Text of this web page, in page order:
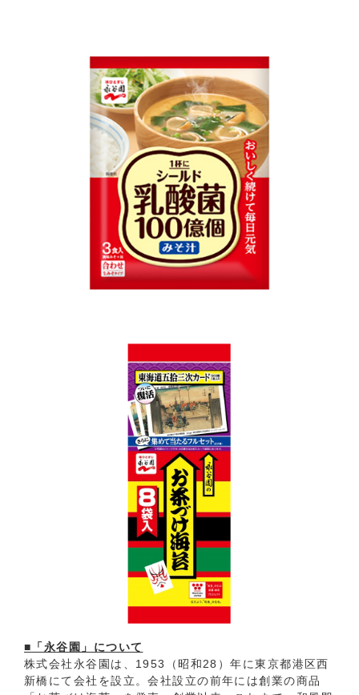
■「永谷園」について
株式会社永谷園は、1953（昭和28）年に東京都港区西
新橋にて会社を設立。会社設立の前年には創業の商品